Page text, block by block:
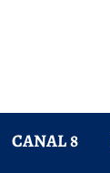
CANAL 8